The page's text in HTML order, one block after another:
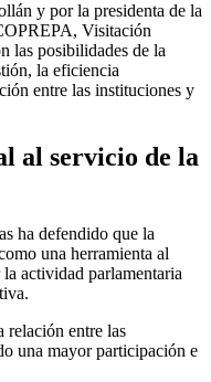
y por la presidenta de la
Visitación
las posibilidades de la
la eficiencia
entre las instituciones y
al servicio de la
ha defendido que la
una herramienta al
actividad parlamentaria
relación entre las
una mayor participación e